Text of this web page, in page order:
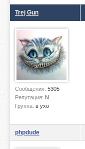
Trej Gun
Сообщения: 5305
Репутация: N
Группа: в ухо
phpdude